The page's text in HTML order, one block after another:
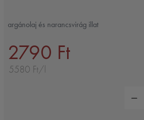
argánolaj és narancsvirág illat
2790 Ft
5580 Ft/l